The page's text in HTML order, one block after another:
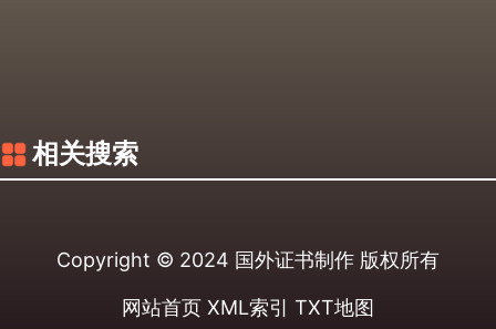
相关搜索
Copyright © 2024 国外证书制作 版权所有
网站首页 XML索引 TXT地图